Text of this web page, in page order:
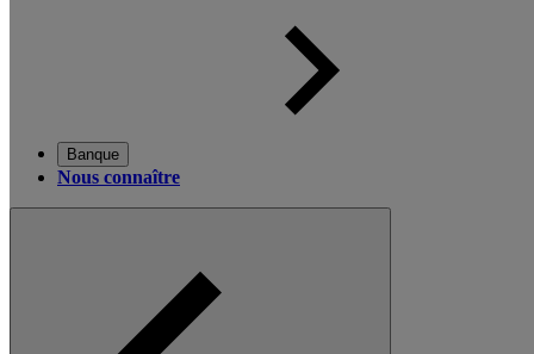
Banque
Nous connaître